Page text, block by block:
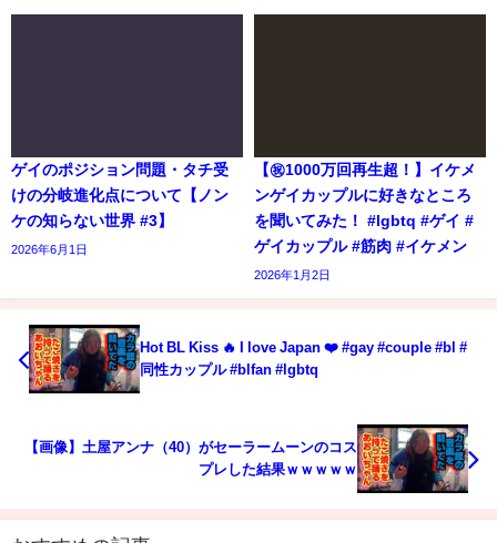
ゲイのポジション問題・タチ受
けの分岐進化点について【ノン
ケの知らない世界 #3】
2026年6月1日
【㊗️1000万回再生超！】イケメ
ンゲイカップルに好きなところ
を聞いてみた！ #lgbtq #ゲイ #
ゲイカップル #筋肉 #イケメン
2026年1月2日
Hot BL Kiss 🔥 I love Japan ❤️ #gay #couple #bl #
同性カップル #blfan #lgbtq
【画像】土屋アンナ（40）がセーラームーンのコス
プレした結果ｗｗｗｗｗ